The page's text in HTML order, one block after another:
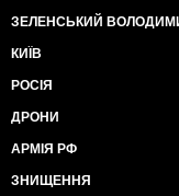
ЗЕЛЕНСЬКИЙ
КИЇВ
РОСІЯ
ДРОНИ
АРМІЯ РФ
ЗНИЩЕННЯ